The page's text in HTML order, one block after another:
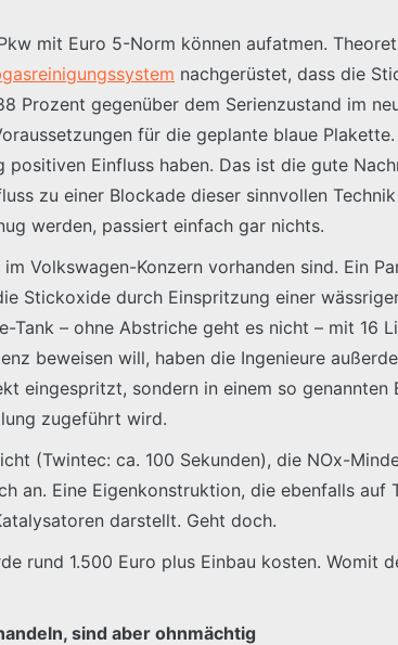
mit Euro 5-Norm können aufatmen.
nachgerüstet, dass die
gegenüber dem Serienzustand im
für die geplante blaue
Einfluss haben. Das ist die gute
zu einer Blockade dieser sinnvollen
werden, passiert einfach gar nichts.
Volkswagen-Konzern vorhanden sind. Ein
Stickoxide durch Einspritzung einer
Tank – ohne Abstriche geht es nicht – mit 16
beweisen will, haben die Ingenieure
sondern in einem so genannten
zugeführt wird.
(Twintec: ca. 100 Sekunden), die NOx-
an. Eine Eigenkonstruktion, die ebenfalls auf
darstellt. Geht doch.
rund 1.500 Euro plus Einbau kosten. Womit
sind aber ohnmächtig